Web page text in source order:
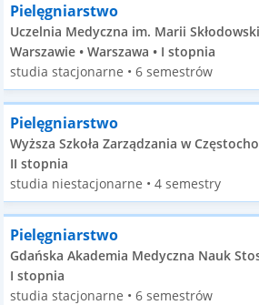
Pielęgniarstwo
Uczelnia Medyczna im. Marii
Warszawie • Warszawa • I stopnia
studia stacjonarne • 6 semestrów
Pielęgniarstwo
Wyższa Szkoła Zarządzania w
II stopnia
studia niestacjonarne • 4 semestry
Pielęgniarstwo
Gdańska Akademia Medyczna Nauk
I stopnia
studia stacjonarne • 6 semestrów